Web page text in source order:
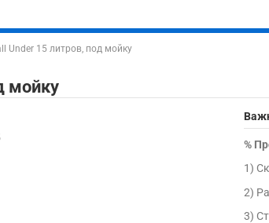
Under 15 литров, под мойку
мойку
%
1)
2)
3)